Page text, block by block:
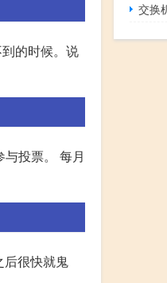
的时候。说
投票。 每月
后很快就鬼
交换